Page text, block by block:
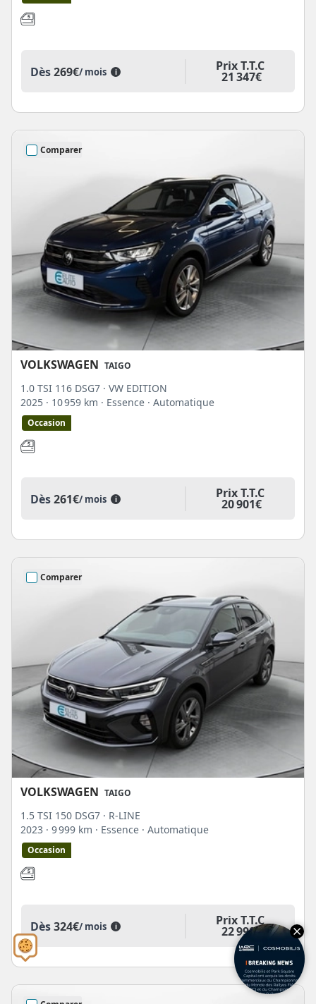
Dès269€/ mois i Prix T.T.C
21 347€
Comparer
VOLKSWAGEN TAIGO
1.0 TSI 116 DSG7 · VW EDITION
2025 · 10 959 km · Essence · Automatique
Occasion
Dès261€/ mois i Prix T.T.C
20 901€
Comparer
VOLKSWAGEN TAIGO
1.5 TSI 150 DSG7 · R-LINE
2023 · 9 999 km · Essence · Automatique
Occasion
Dès324€/ mois i Prix T.T.C
22 990€